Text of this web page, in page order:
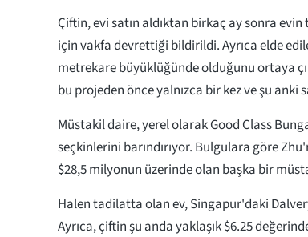
Çiftin, evi satın aldıktan birkaç ay sonra
için vakfa devrettiği bildirildi. Ayrıca elde
metrekare büyüklüğünde olduğunu ortaya
bu projeden önce yalnızca bir kez ve şu anki
Müstakil daire, yerel olarak Good Class
seçkinlerini barındırıyor. Bulgulara göre
$28,5 milyonun üzerinde olan başka bir
Halen tadilatta olan ev, Singapur'daki
Ayrıca, çiftin şu anda yaklaşık $6.25